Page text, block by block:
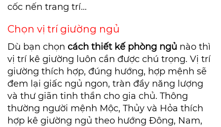
cốc nến trang trí…
Chọn vị trí giường ngủ
Dù bạn chọn cách thiết kế phòng ngủ nào thì
vị trí kê giường luôn cần được chú trọng. Vị trí
giường thích hợp, đúng hướng, hợp mệnh sẽ
đem lại giấc ngủ ngon, tràn đầy năng lượng
và thư giãn tinh thần cho gia chủ. Thông
thường người mệnh Mộc, Thủy và Hỏa thích
hợp kê giường ngủ theo hướng Đông, Nam,